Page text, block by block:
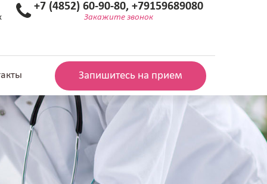
+7 (4852) 60-90-80, +79159689080
Закажите звонок
Запишитесь на прием